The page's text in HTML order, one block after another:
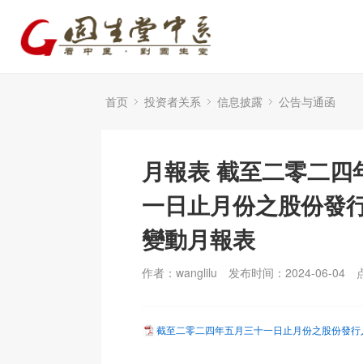
首页 投资者关系 信息披露 公告与通函
月報表 截至二零二四
一日止月份之股份發
變動月報表
作者：wanglilu 发布时间：2024-06-04
截至二零二四年五月三十一日止月份之股份發